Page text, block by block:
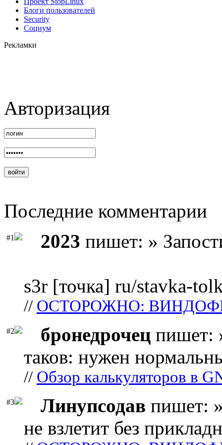
Блоги пользователей
Security
Социум
Рекламки
Авторизация
Последние комментарии
#1 2023 пишет: »
s3r [точка] ru/stavka-
// ОСТОРОЖНО:
#2 бронедрочец пишет:
таков: нужен
// Обзор калькуляторов в
#3 Линупсодав пишет:
не взлетит без